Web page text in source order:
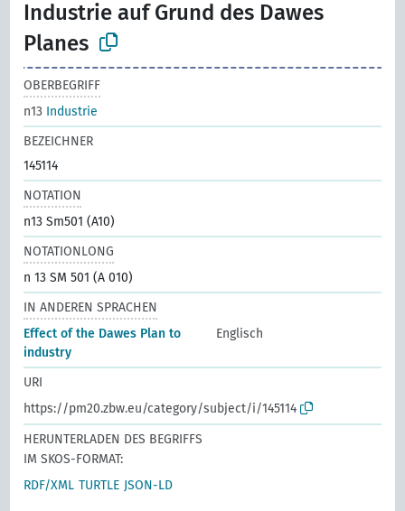
Industrie auf Grund des Dawes
Planes
OBERBEGRIFF
n13 Industrie
BEZEICHNER
145114
NOTATION
n13 Sm501 (A10)
NOTATIONLONG
n 13 SM 501 (A 010)
IN ANDEREN SPRACHEN
Effect of the Dawes Plan to
industry
Englisch
URI
https://pm20.zbw.eu/category/subject/i/145114
HERUNTERLADEN DES BEGRIFFS
IM SKOS-FORMAT:
RDF/XML TURTLE JSON-LD